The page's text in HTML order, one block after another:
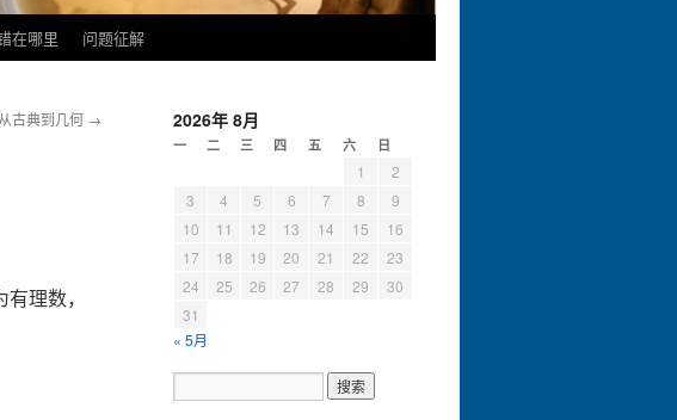
在哪里 问题征解
古典到几何 →
有理数，
2026年 8月
一 二 三 四 五 六 日
1
2
3
4 5 6 7 8
9
10
11 12 13 14 15
16
17
18 19 20 21 22
23
24
25 26 27 28 29
30
31
« 5月